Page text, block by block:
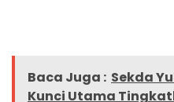
Baca Juga : Sekda
Kunci Utama